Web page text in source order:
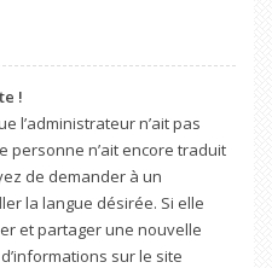
!
l’administrateur n’ait pas
personne n’ait encore traduit
de demander à un
la langue désirée. Si elle
et partager une nouvelle
sur le site